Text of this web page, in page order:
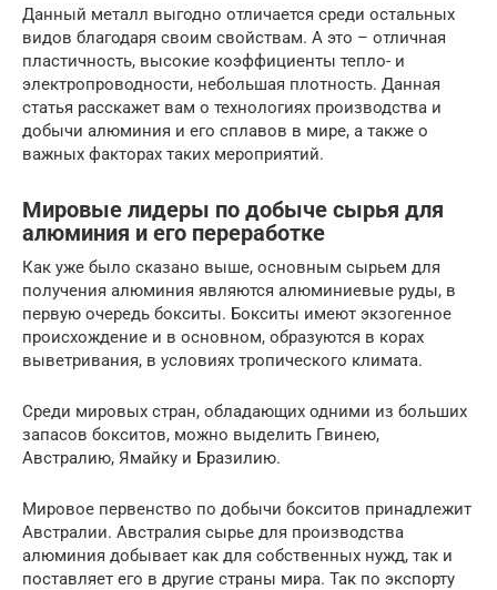
Данный металл выгодно отличается среди остальных
видов благодаря своим свойствам. А это – отличная
пластичность, высокие коэффициенты тепло- и
электропроводности, небольшая плотность. Данная
статья расскажет вам о технологиях производства и
добычи алюминия и его сплавов в мире, а также о
важных факторах таких мероприятий.
Мировые лидеры по добыче сырья для
алюминия и его переработке
Как уже было сказано выше, основным сырьем для
получения алюминия являются алюминиевые руды, в
первую очередь бокситы. Бокситы имеют экзогенное
происхождение и в основном, образуются в корах
выветривания, в условиях тропического климата.
Среди мировых стран, обладающих одними из больших
запасов бокситов, можно выделить Гвинею,
Австралию, Ямайку и Бразилию.
Мировое первенство по добычи бокситов принадлежит
Австралии. Австралия сырье для производства
алюминия добывает как для собственных нужд, так и
поставляет его в другие страны мира. Так по экспорту